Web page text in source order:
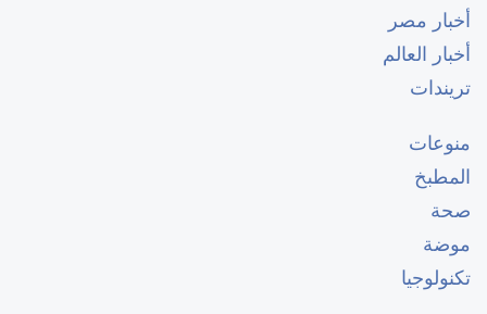
أخبار مصر
أخبار العالم
تريندات
منوعات
المطبخ
صحة
موضة
تكنولوجيا